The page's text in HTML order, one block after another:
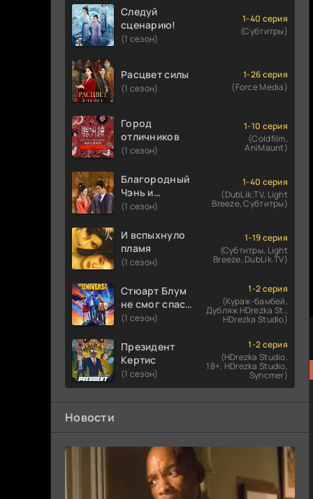
Следуй
сценарию!
(1 сезон)
1-40 серия
(Субтитры)
Расцвет силы
(1 сезон)
1-26 серия
(Force Media)
Город
отличников
(1 сезон)
1-10 серия
(Coldfilm,
AniMaunt)
Благородный
Чэнь и
прекрасная
(1 сезон)
1-40 серия
(DubLik.TV, Light
Breeze, Субтитры)
И вспыхнуло
пламя
(1 сезон)
1-19 серия
(Субтитры, Light
Breeze, DubLik.TV)
Стюарт Блум
не смог спасти
вселенную
(1 сезон)
1-2 серия
(Кураж-бамбей,
Дубляж HDrezka St.,
HDrezka Studio)
Президент
Кертис
(1 сезон)
1-2 серия
(HDrezka Studio.
18+, HDrezka Studio,
Syncmer)
Новости